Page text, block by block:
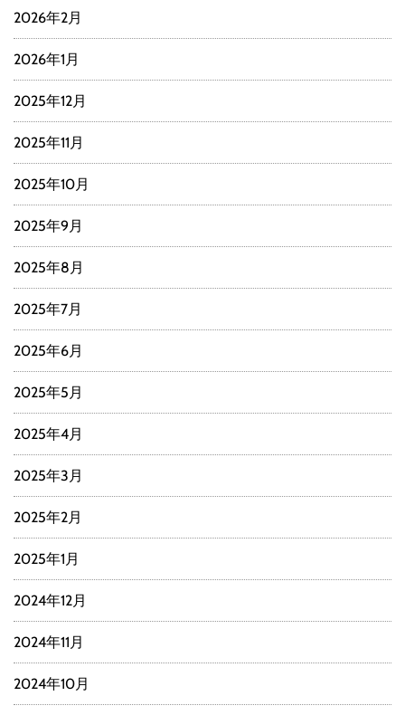
2026年2月
2026年1月
2025年12月
2025年11月
2025年10月
2025年9月
2025年8月
2025年7月
2025年6月
2025年5月
2025年4月
2025年3月
2025年2月
2025年1月
2024年12月
2024年11月
2024年10月